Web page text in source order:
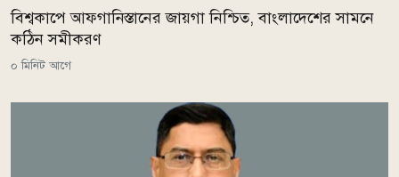
বিশ্বকাপে আফগানিস্তানের জায়গা নিশ্চিত, বাংলাদেশের সামনে
কঠিন সমীকরণ
০ মিনিট আগে